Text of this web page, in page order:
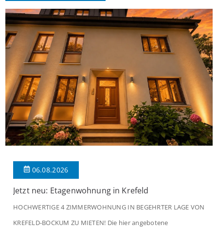
06.08.2026
Jetzt neu: Etagenwohnung in Krefeld
HOCHWERTIGE 4 ZIMMERWOHNUNG IN BEGEHRTER LAGE VON
KREFELD-BOCKUM ZU MIETEN! Die hier angebotene